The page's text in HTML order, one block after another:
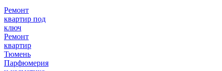
Ремонт
квартир под
ключ
Ремонт
квартир
Тюмень
Парфюмерия